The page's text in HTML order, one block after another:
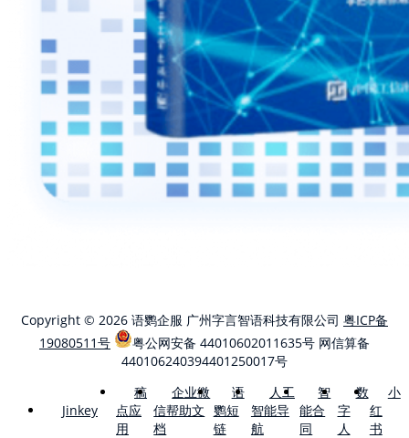
Copyright © 2026 语鹦企服 广州字言智语科技有限公司 粤ICP备
19080511号
粤公网安备 44010602011635号 网信算备
440106240394401250017号
Jinkey
稿
点应
用
企业微
信帮助文
档
语
鹦短
链
人工
智能导
航
智
能合
同
数
字
人
小
红
书